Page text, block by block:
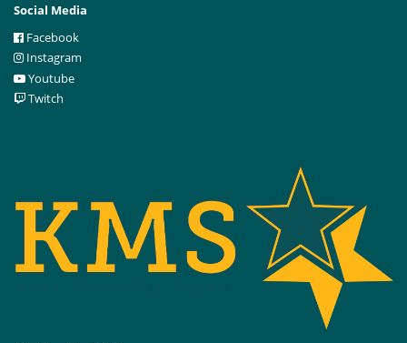
Social Media
Facebook
Instagram
Youtube
Twitch